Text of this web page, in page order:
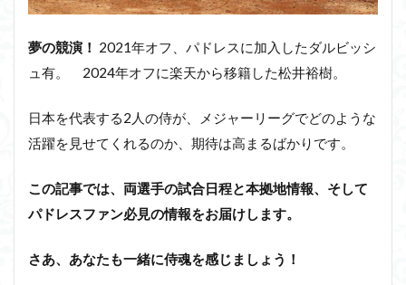
夢の競演！ 2021年オフ、パドレスに加入したダルビッシ
ュ有。 2024年オフに楽天から移籍した松井裕樹。
日本を代表する2人の侍が、メジャーリーグでどのような
活躍を見せてくれるのか、期待は高まるばかりです。
この記事では、両選手の試合日程と本拠地情報、そして
パドレスファン必見の情報をお届けします。
さあ、あなたも一緒に侍魂を感じましょう！